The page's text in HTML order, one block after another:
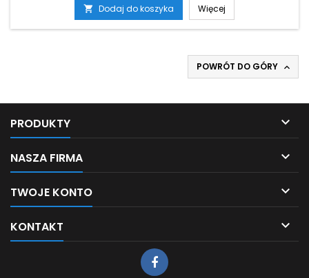
 Dodaj do koszyka Więcej
POWRÓT DO GÓRY 
PRODUKTY 
NASZA FIRMA 
TWOJE KONTO 
KONTAKT 